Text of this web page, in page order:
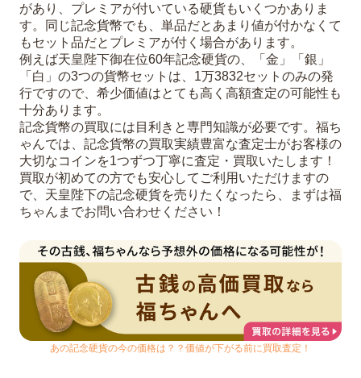
があり、プレミアが付いている硬貨もいくつかありま
す。同じ記念貨幣でも、単品だとあまり値が付かなくて
もセット品だとプレミアが付く場合があります。
例えば天皇陛下御在位60年記念硬貨の、「金」「銀」
「白」の3つの貨幣セットは、1万3832セットのみの発
行ですので、希少価値はとても高く高額査定の可能性も
十分あります。
記念貨幣の買取には目利きと専門知識が必要です。福ち
ゃんでは、記念貨幣の買取実績豊富な査定士がお客様の
大切なコインを1つずつ丁寧に査定・買取いたします！
買取が初めての方でも安心してご利用いただけますの
で、天皇陛下の記念硬貨を売りたくなったら、まずは福
ちゃんまでお問い合わせください！
あの記念硬貨の今の価格は？？価値が下がる前に買取査定！